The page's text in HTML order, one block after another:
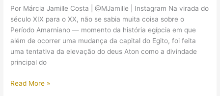
Por Márcia Jamille Costa | @MJamille | Instagram Na virada do
século XIX para o XX, não se sabia muita coisa sobre o
Período Amarniano — momento da história egípcia em que
além de ocorrer uma mudança da capital do Egito, foi feita
uma tentativa da elevação do deus Aton como a divindade
principal do
Nefertiti
Read More »